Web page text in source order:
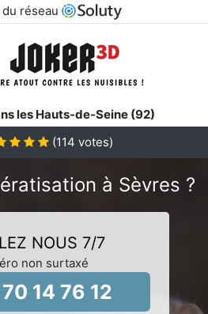
réseau
les Hauts-de-Seine (92)
(114 votes)
à Sèvres ?
NOUS 7/7
non surtaxé
14 76 12